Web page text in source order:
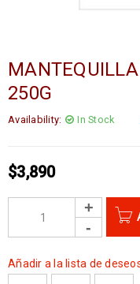
250G
Availability: In Stock
$3,890
Añadir a la lista de